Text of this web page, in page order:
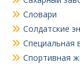
Словари
Солдатские
Специальная
Спортивная